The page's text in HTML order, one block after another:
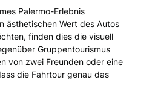
Palermo-Erlebnis
ästhetischen Wert des Autos
finden dies die visuell
Gruppentourismus
von zwei Freunden oder eine
die Fahrtour genau das